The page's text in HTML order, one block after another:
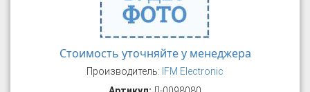
Стоимость уточняйте у менеджера
Производитель: IFM Electronic